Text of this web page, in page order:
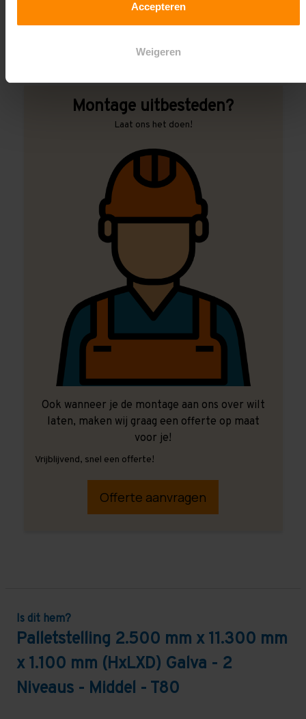
Accepteren
Weigeren
specialiteit!
Montage uitbesteden?
Laat ons het doen!
Ook wanneer je de montage aan ons over wilt
laten, maken wij graag een offerte op maat
voor je!
Vrijblijvend, snel een offerte!
Offerte aanvragen
Is dit hem?
Palletstelling 2.500 mm x 11.300 mm
x 1.100 mm (HxLXD) Galva - 2
Niveaus - Middel - T80